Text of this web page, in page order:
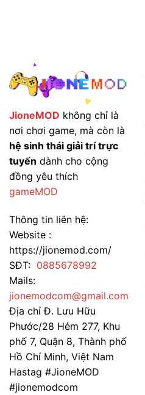
Cần
Cày
Quá
Nhiều
My
Fishing
Brainrots
Săn
Quả
Nhất
JioneMOD không chỉ là
nơi chơi game, mà còn là
hệ sinh thái giải trí trực
tuyến dành cho cộng
đồng yêu thích
gameMOD
Thông tin liên hệ:
Website :
https://jionemod.com/
SĐT: 0885678992
Mails:
jionemodcom@gmail.com
Địa chỉ Đ. Lưu Hữu
Phước/28 Hẻm 277, Khu
phố 7, Quận 8, Thành phố
Hồ Chí Minh, Việt Nam
Hastag #JioneMOD
#jionemodcom